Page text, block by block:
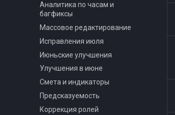
Аналитика по часам и
багфиксы
Массовое редактирование
Исправления июля
Июньские улучшения
Улучшения в июне
Смета и индикаторы
Предсказуемость
Коррекция ролей